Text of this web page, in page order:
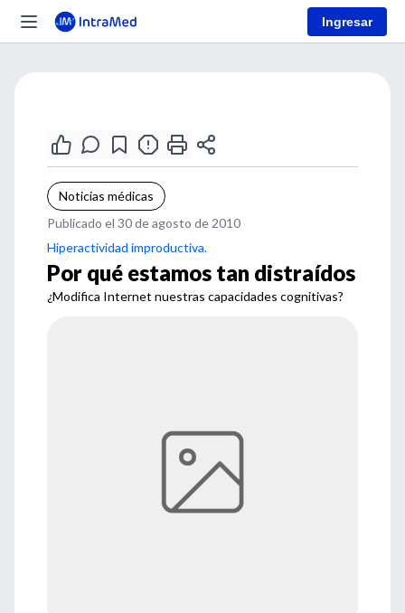
Ingresar
Noticias médicas
Publicado el 30 de agosto de 2010
Hiperactividad improductiva.
Por qué estamos tan distraídos
¿Modifica Internet nuestras capacidades cognitivas?